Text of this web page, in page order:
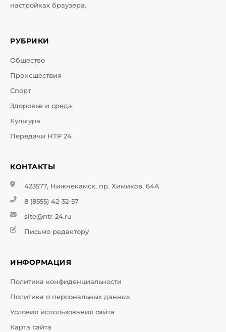
настройках браузера.
РУБРИКИ
Общество
Происшествия
Спорт
Здоровье и среда
Культура
Передачи НТР 24
КОНТАКТЫ
423577, Нижнекамск, пр. Химиков, 64А
8 (8555) 42-32-57
site@ntr-24.ru
Письмо редактору
ИНФОРМАЦИЯ
Политика конфиденциальности
Политика о персональных данных
Условия использования сайта
Карта сайта